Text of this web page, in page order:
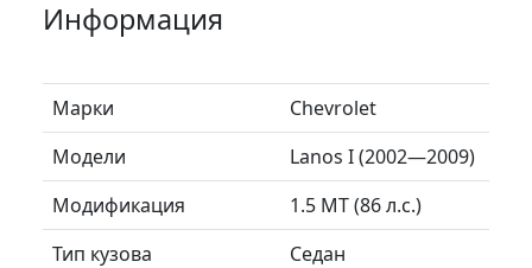
Информация
Марки
Chevrolet
Модели
Lanos I (2002—2009)
Модификация
1.5 MT (86 л.с.)
Тип кузова
Седан